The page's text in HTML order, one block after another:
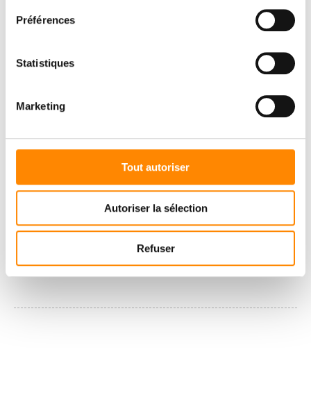
Préférences
Statistiques
Marketing
Tout autoriser
Autoriser la sélection
Refuser